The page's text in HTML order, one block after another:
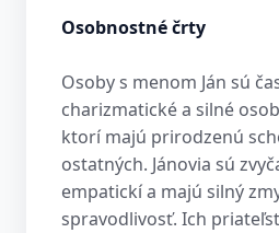
Osobnostné črty
Osoby s menom Ján sú
charizmatické a silné
ktorí majú prirodzenú
ostatných. Jánovia sú
empatickí a majú silný
spravodlivosť. Ich